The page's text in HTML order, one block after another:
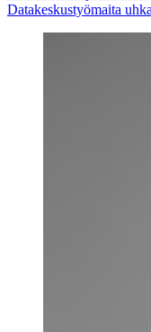
Datakeskustyömaita